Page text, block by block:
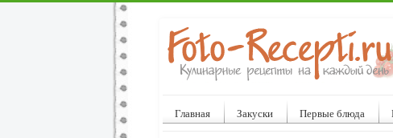
Главная Закуски Первые блюда